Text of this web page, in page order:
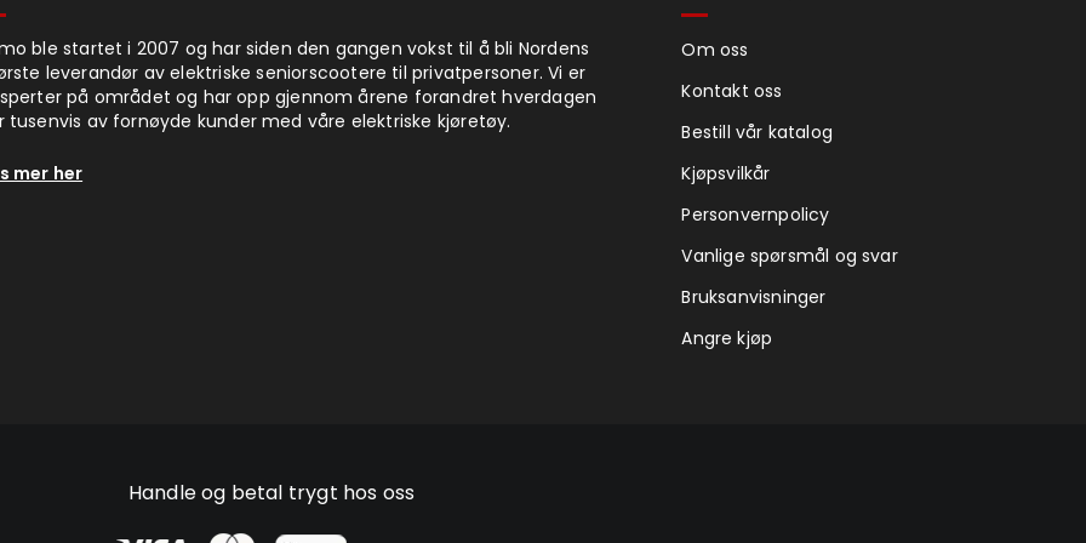
ble startet i 2007 og har siden den gangen vokst til å bli Nordens
leverandør av elektriske seniorscootere til privatpersoner. Vi er
på området og har opp gjennom årene forandret hverdagen
tusenvis av fornøyde kunder med våre elektriske kjøretøy.
mer her
Om oss
Kontakt oss
Bestill vår katalog
Kjøpsvilkår
Personvernpolicy
Vanlige spørsmål og svar
Bruksanvisninger
Angre kjøp
Handle og betal trygt hos oss